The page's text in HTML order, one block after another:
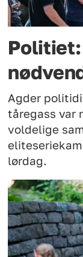
Politiet:
Agder
tåregass var
voldelige
lørdag.